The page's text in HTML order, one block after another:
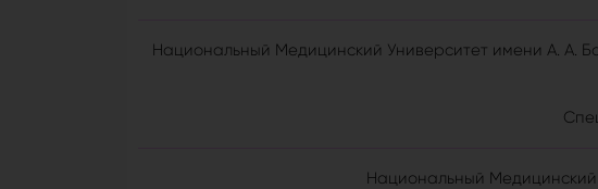
Национальный Медицинский Университет имени А. А.
Национальный Медицинский